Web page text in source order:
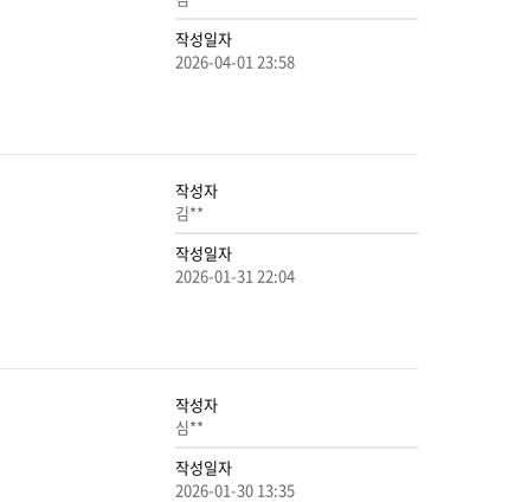
작성일자
2026-04-01 23:58
작성자
김**
작성일자
2026-01-31 22:04
작성자
심**
작성일자
2026-01-30 13:35